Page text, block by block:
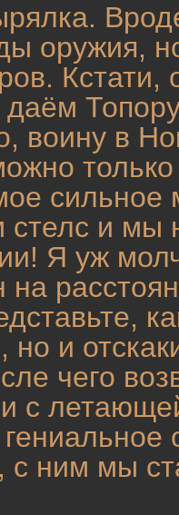
оружия,
Кстати,
даём
воину в
сильное
стелс и мы
Я уж
на
и
чего
с
с ним мы